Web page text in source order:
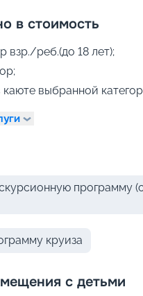
в стоимость
взр./реб.(до 18 лет);
выбранной
программу
круиза
с детьми